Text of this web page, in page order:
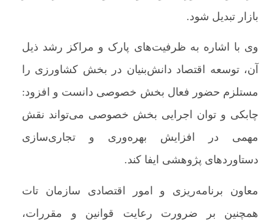
بازار تبدیل شود.
وی با اشاره به ظرفیت‌های پارک‌ و مراکز رشد ذیل
آن، توسعه اقتصاد دانش‌بنیان در بخش کشاورزی را
مستلزم حضور فعال بخش خصوصی دانست و افزود:
چابکی و توان اجرایی بخش خصوصی می‌تواند نقش
مهمی در افزایش بهره‌وری و تجاری‌سازی
دستاوردهای پژوهشی ایفا کند.
معاون برنامه‌ریزی و امور اقتصادی سازمان تات
همچنین بر ضرورت رعایت قوانین و مقررات،